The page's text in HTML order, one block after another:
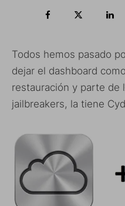
Todos hemos pasado
dejar el dashboard
restauración y parte de
jailbreakers, la tiene